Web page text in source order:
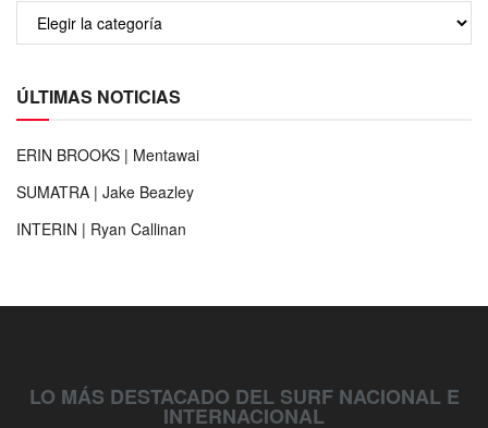
ÚLTIMAS NOTICIAS
ERIN BROOKS | Mentawai
SUMATRA | Jake Beazley
INTERIN | Ryan Callinan
LO MÁS DESTACADO DEL SURF NACIONAL E
INTERNACIONAL